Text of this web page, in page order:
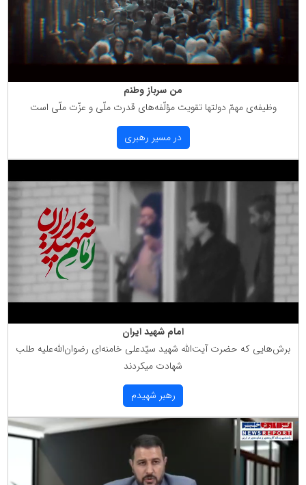
من سرباز وطنم
وظیفه‌ی مهمّ دولتها تقویت مؤلّفه‌های قدرت ملّی و عزّت ملّی است
در مسیر رهبری
امام شهید ایران
برش‌هایی كه حضرت آیت‌الله شهید سیّدعلی خامنه‌ای رضوان‌الله‌علیه طلب
شهادت میكردند
رهبر شهیدم